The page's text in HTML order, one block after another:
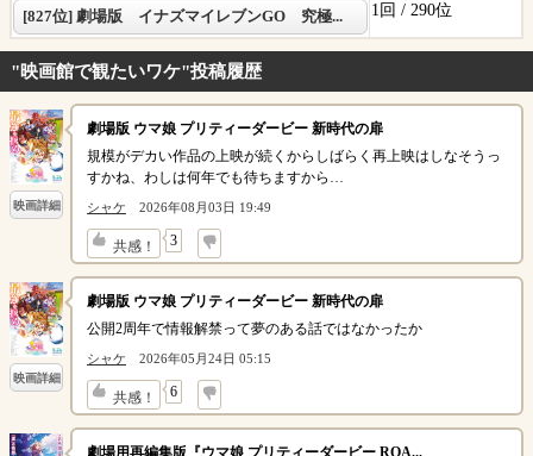
[827位] 劇場版 イナズマイレブンGO 究極... 1回 / 290位
"映画館で観たいワケ"投稿履歴
映画詳細
劇場版 ウマ娘 プリティーダービー 新時代の扉
規模がデカい作品の上映が続くからしばらく再上映はしなそうっ
すかね、わしは何年でも待ちますから…
シャケ 2026年08月03日 19:49
共感！ 3
↓
映画詳細
劇場版 ウマ娘 プリティーダービー 新時代の扉
公開2周年で情報解禁って夢のある話ではなかったか
シャケ 2026年05月24日 05:15
共感！ 6
↓
劇場用再編集版『ウマ娘 プリティーダービー ROA...